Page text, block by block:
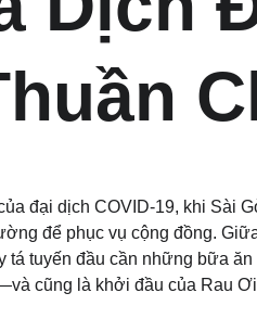
đại dịch COVID-19, khi Sài
để phục vụ cộng đồng.
tá tuyến đầu cần những bữa
cũng là khởi đầu của Rau